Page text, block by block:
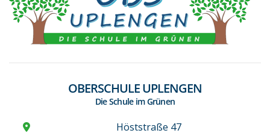
OBERSCHULE UPLENGEN
Die Schule im Grünen
Höststraße 47